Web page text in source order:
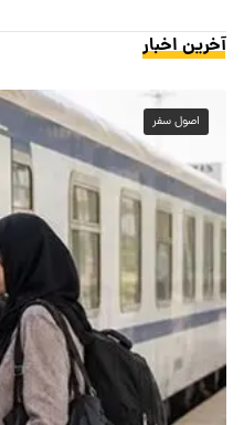
آخرین اخبار
اصول سفر